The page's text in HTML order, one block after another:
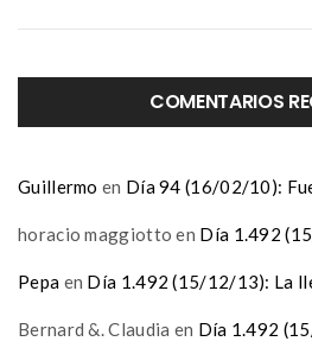
COMENTARIOS
Guillermo en Día 94 (16/02/10):
horacio maggiotto en Día 1.492
Pepa en Día 1.492 (15/12/13): La
Bernard &. Claudia en Día 1.492